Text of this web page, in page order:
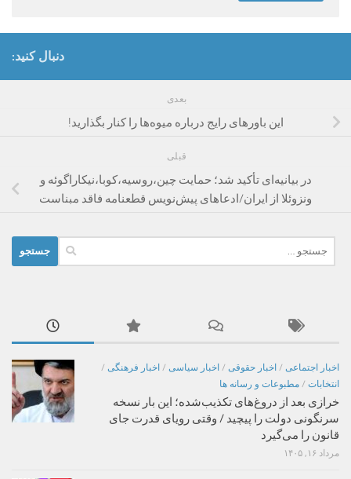
دنبال کنید:
بعدی
این باورهای رایج درباره میوه‌ها را کنار بگذارید!
قبلی
در بیانیه‌ای تأکید شد؛ حمایت چین،روسیه،کوبا،نیکاراگوئه و
ونزوئلا از ایران/ادعاهای پیش‌نویس قطعنامه فاقد مبناست
برای:
اخبار اجتماعی / اخبار حقوقی / اخبار سیاسی / اخبار فرهنگی /
انتخابات / مطبوعات و رسانه ها
خرازی بعد از دروغ‌های تکذیب‌شده؛ این بار نسخه
سرنگونی دولت را پیچید / وقتی رویای قدرت جای
قانون را می‌گیرد
مرداد ۱۶, ۱۴۰۵